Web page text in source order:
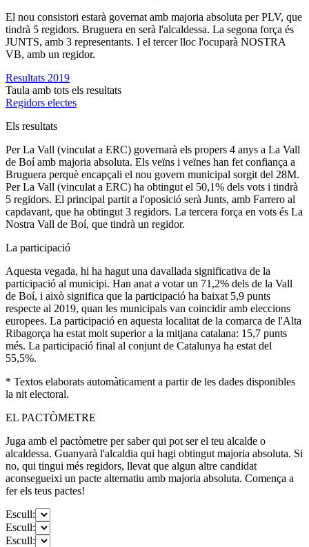
El nou consistori estarà governat amb majoria absoluta per PLV, que
tindrà 5 regidors. Bruguera en serà l'alcaldessa. La segona força és
JUNTS, amb 3 representants. I el tercer lloc l'ocuparà NOSTRA
VB, amb un regidor.
Resultats 2019
Taula amb tots els resultats
Regidors electes
Els resultats
Per La Vall (vinculat a ERC) governarà els propers 4 anys a La Vall
de Boí amb majoria absoluta. Els veïns i veïnes han fet confiança a
Bruguera perquè encapçali el nou govern municipal sorgit del 28M.
Per La Vall (vinculat a ERC) ha obtingut el 50,1% dels vots i tindrà
5 regidors. El principal partit a l'oposició serà Junts, amb Farrero al
capdavant, que ha obtingut 3 regidors. La tercera força en vots és La
Nostra Vall de Boí, que tindrà un regidor.
La participació
Aquesta vegada, hi ha hagut una davallada significativa de la
participació al municipi. Han anat a votar un 71,2% dels de la Vall
de Boí, i això significa que la participació ha baixat 5,9 punts
respecte al 2019, quan les municipals van coincidir amb eleccions
europees. La participació en aquesta localitat de la comarca de l'Alta
Ribagorça ha estat molt superior a la mitjana catalana: 15,7 punts
més. La participació final al conjunt de Catalunya ha estat del
55,5%.
* Textos elaborats automàticament a partir de les dades disponibles
la nit electoral.
EL PACTÒMETRE
Juga amb el pactòmetre per saber qui pot ser el teu alcalde o
alcaldessa. Guanyarà l'alcaldia qui hagi obtingut majoria absoluta. Si
no, qui tingui més regidors, llevat que algun altre candidat
aconsegueixi un pacte alternatiu amb majoria absoluta. Comença a
fer els teus pactes!
Escull:
Escull:
Escull: